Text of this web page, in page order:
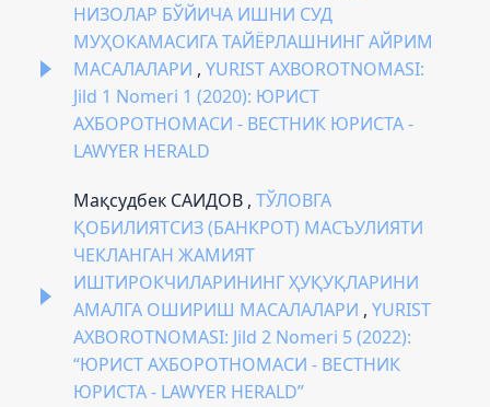
НИЗОЛАР БЎЙИЧА ИШНИ СУД
МУҲОКАМАСИГА ТАЙЁРЛАШНИНГ АЙРИМ
МАСАЛАЛАРИ , YURIST AXBOROTNOMASI:
Jild 1 Nomeri 1 (2020): ЮРИСТ
АХБОРОТНОМАСИ - ВЕСТНИК ЮРИСТА -
LAWYER HERALD
Мақсудбек САИДОВ , ТЎЛОВГА
ҚОБИЛИЯТСИЗ (БАНКРОТ) МАСЪУЛИЯТИ
ЧЕКЛАНГАН ЖАМИЯТ
ИШТИРОКЧИЛАРИНИНГ ҲУҚУҚЛАРИНИ
АМАЛГА ОШИРИШ МАСАЛАЛАРИ , YURIST
AXBOROTNOMASI: Jild 2 Nomeri 5 (2022):
“ЮРИСТ АХБОРОТНОМАСИ - ВЕСТНИК
ЮРИСТА - LAWYER HERALD”